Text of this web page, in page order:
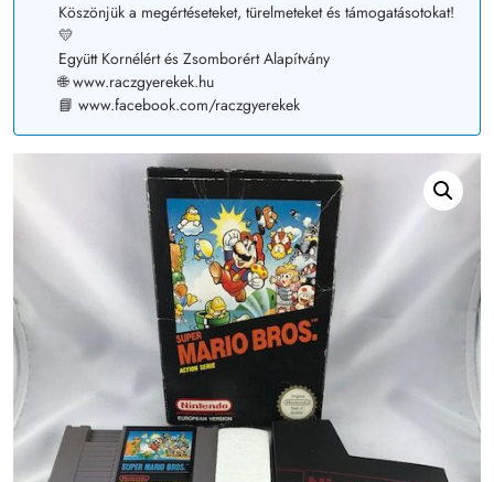
Köszönjük a megértéseteket, türelmeteket és támogatásotokat!
💛
Együtt Kornélért és Zsomborért Alapítvány
🌐 www.raczgyerekek.hu
📘 www.facebook.com/raczgyerekek